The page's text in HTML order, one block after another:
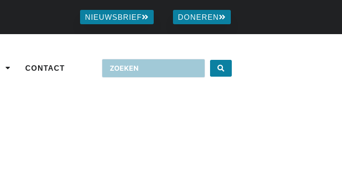
NIEUWSBRIEF DONEREN
CONTACT